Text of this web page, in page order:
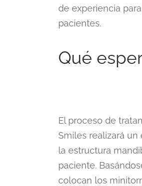
de experiencia
pacientes.
Qué
El proceso de
Smiles realizará
la estructura
paciente.
colocan los